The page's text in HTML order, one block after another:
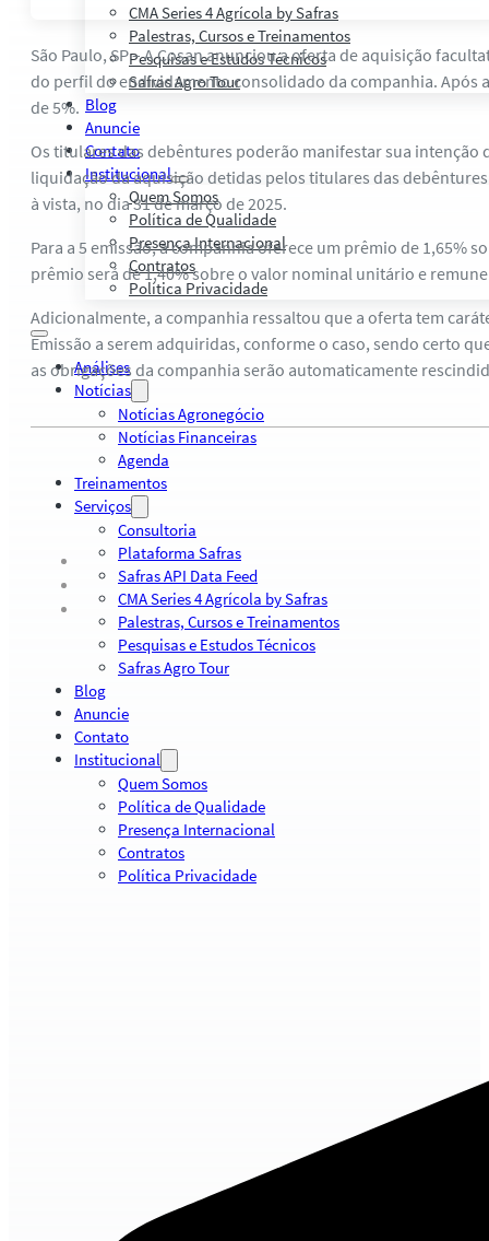
CMA Series 4 Agrícola by Safras
Palestras, Cursos e Treinamentos
Pesquisas e Estudos Técnicos
Safras Agro Tour
Blog
Anuncie
Contato
Institucional
Quem Somos
Política de Qualidade
Presença Internacional
Contratos
Política Privacidade
Análises
Notícias
Notícias Agronegócio
Notícias Financeiras
Agenda
Treinamentos
Serviços
Consultoria
Plataforma Safras
Safras API Data Feed
CMA Series 4 Agrícola by Safras
Palestras, Cursos e Treinamentos
Pesquisas e Estudos Técnicos
Safras Agro Tour
Blog
Anuncie
Contato
Institucional
Quem Somos
Política de Qualidade
Presença Internacional
Contratos
Política Privacidade
São Paulo, SP – A Cosan anunciou a oferta de aquisição
do perfil do endividamento consolidado da companhia. Após
de 5%.
Os titulares das debêntures poderão manifestar sua intenção
liquidação da aquisição detidas pelos titulares das
à vista, no dia 31 de março de 2025.
Para a 5 emissão, a companhia oferece um prêmio de 1,65%
prêmio será de 1,40% sobre o valor nominal unitário e
Adicionalmente, a companhia ressaltou que a oferta tem
Emissão a serem adquiridas, conforme o caso, sendo certo
as obrigações da companhia serão automaticamente